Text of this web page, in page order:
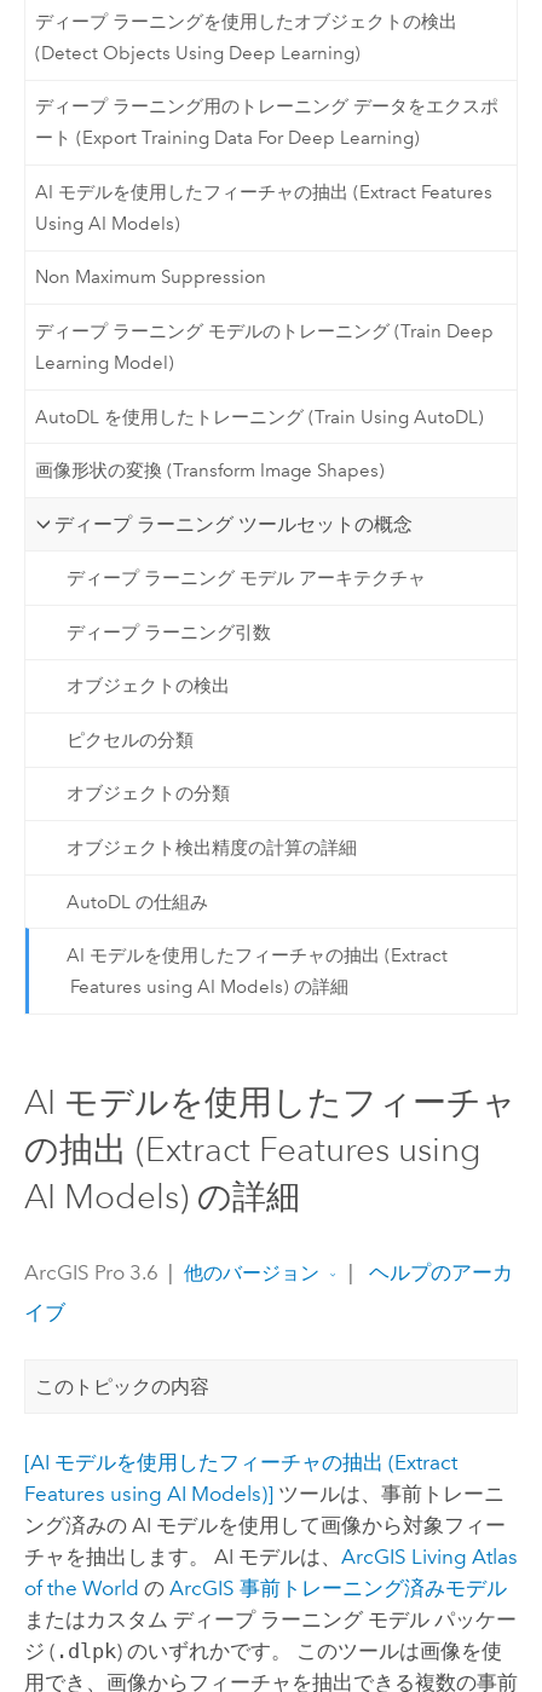
ディープ ラーニングを使用したオブジェクトの検出
(Detect Objects Using Deep Learning)
ディープ ラーニング用のトレーニング データをエクスポ
ート (Export Training Data For Deep Learning)
AI モデルを使用したフィーチャの抽出 (Extract Features
Using AI Models)
Non Maximum Suppression
ディープ ラーニング モデルのトレーニング (Train Deep
Learning Model)
AutoDL を使用したトレーニング (Train Using AutoDL)
画像形状の変換 (Transform Image Shapes)
ディープ ラーニング ツールセットの概念
ディープ ラーニング モデル アーキテクチャ
ディープ ラーニング引数
オブジェクトの検出
ピクセルの分類
オブジェクトの分類
オブジェクト検出精度の計算の詳細
AutoDL の仕組み
AI モデルを使用したフィーチャの抽出 (Extract
Features using AI Models) の詳細
AI モデルを使用したフィーチャ
の抽出 (Extract Features using
AI Models) の詳細
ArcGIS Pro 3.6 他のバージョン
ヘルプのアーカ
イブ
このトピックの内容
[AI モデルを使用したフィーチャの抽出 (Extract
Features using AI Models)]ツールは、事前トレーニ
ング済みの AI モデルを使用して画像から対象フィー
チャを抽出します。 AI モデルは、 ArcGIS Living Atlas
of the World の ArcGIS 事前トレーニング済みモデル
またはカスタム ディープ ラーニング モデル パッケー
ジ ( .dlpk) のいずれかです。 このツールは画像を使
用でき、画像からフィーチャを抽出できる複数の事前